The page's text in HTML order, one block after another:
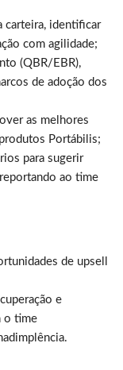
carteira, identificar
com agilidade;
(QBR/EBR),
de adoção dos
as melhores
Portábilis;
para sugerir
ao time
de upsell
e
o time